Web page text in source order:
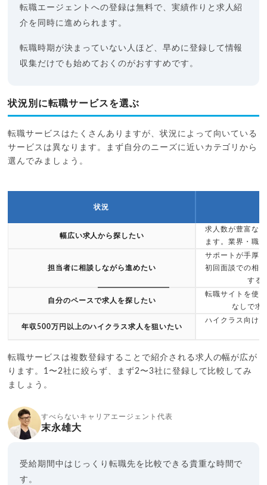
転職エージェントへの登録は無料で、実績作りと求人紹
介を同時に進められます。
転職時期が決まっていない人ほど、早めに登録して情報
収集だけでも始めておくのがおすすめです。
状況別に転職サービスを選ぶ
転職サービスはたくさんありますが、状況によって向いている
サービスは異なります。まず自分のニーズに近いカテゴリから
選んでみましょう。
状況
幅広い求人から探したい
求人数が豊富な
ます。業界・職
担当者に相談しながら進めたい
サポートが手厚
初回面談での相
する
自分のペースで求人を探したい
転職サイトを使
なしで求
年収500万円以上のハイクラス求人を狙いたい
ハイクラス向け
転職サービスは複数登録することで紹介される求人の幅が広が
ります。1〜2社に絞らず、まず2〜3社に登録して比較してみ
ましょう。
すべらないキャリアエージェント代表
末永雄大
受給期間中はじっくり転職先を比較できる貴重な時間で
す。